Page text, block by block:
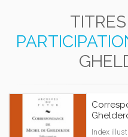
TITRES
Index